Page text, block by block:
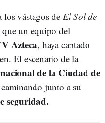
vástagos de El Sol de
que un equipo del
Azteca, haya captado
El escenario de la
de la Ciudad de
junto a su
seguridad.